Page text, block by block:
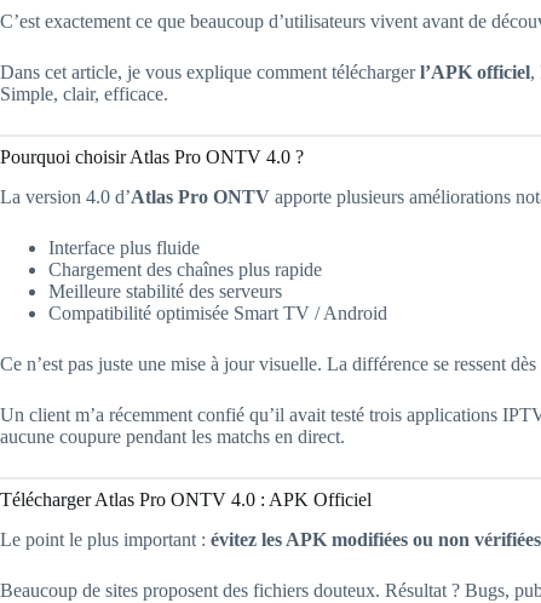
C’est exactement ce que beaucoup d’utilisateurs vivent avant de
Dans cet article, je vous explique comment téléchargerl’APK officiel,
Simple, clair, efficace.
Pourquoi choisir Atlas Pro ONTV 4.0 ?
La version 4.0 d’Atlas Pro ONTV apporte plusieurs améliorations
Interface plus fluide
Chargement des chaînes plus rapide
Meilleure stabilité des serveurs
Compatibilité optimisée Smart TV / Android
Ce n’est pas juste une mise à jour visuelle. La différence se ressent
Un client m’a récemment confié qu’il avait testé trois applications
aucune coupure pendant les matchs en direct.
Télécharger Atlas Pro ONTV 4.0 : APK Officiel
Le point le plus important : évitez les APK modifiées ou non vérifiées
Beaucoup de sites proposent des fichiers douteux. Résultat ? Bugs,